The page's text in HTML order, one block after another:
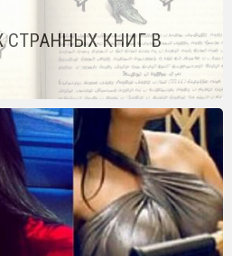
СТРАННЫХ КНИГ В